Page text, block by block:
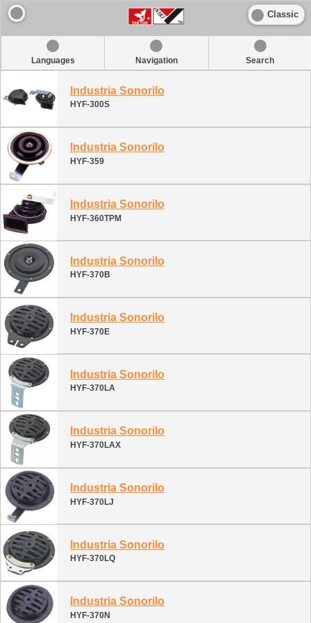
Classic
Languages Navigation Search
Industria Sonorilo
HYF-300S
Industria Sonorilo
HYF-359
Industria Sonorilo
HYF-360TPM
Industria Sonorilo
HYF-370B
Industria Sonorilo
HYF-370E
Industria Sonorilo
HYF-370LA
Industria Sonorilo
HYF-370LAX
Industria Sonorilo
HYF-370LJ
Industria Sonorilo
HYF-370LQ
Industria Sonorilo
HYF-370N